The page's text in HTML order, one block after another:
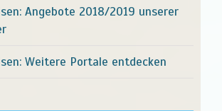
Angebote 2018/2019 unserer
Weitere Portale entdecken